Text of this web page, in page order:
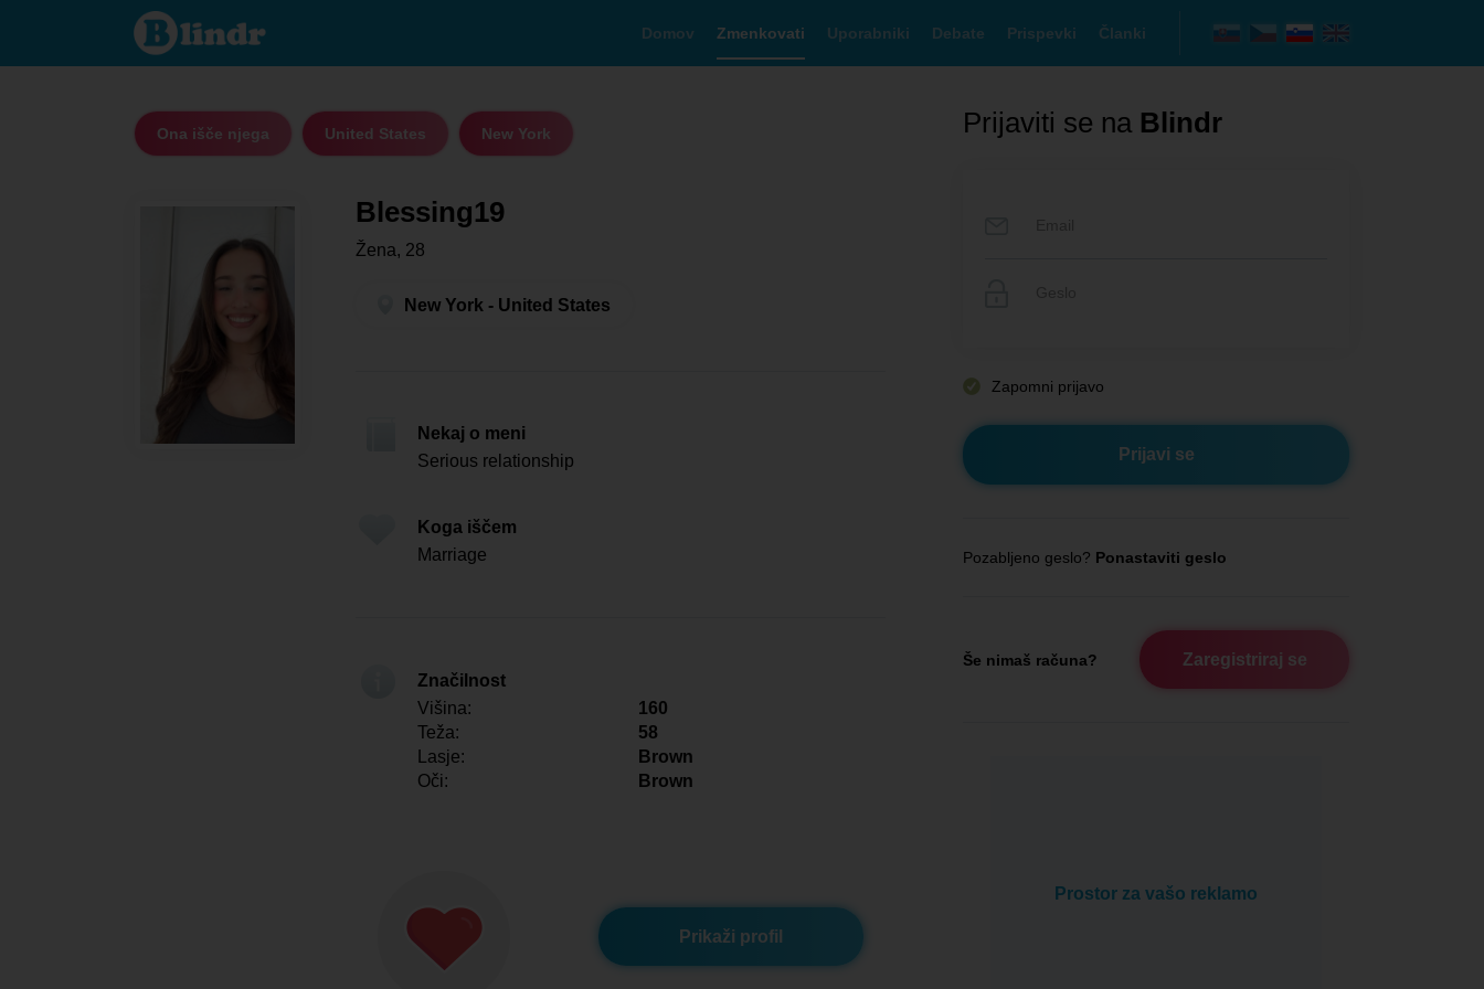
Blessing19
- Ona išče
njega New
Domov Zmenkovati Uporabniki Debate Prispevki Članki
Ona išče njega United States New York
Blessing19
Žena, 28
New York - United States
Nekaj o meni
Serious relationship
Koga iščem
Marriage
Značilnost
Višina:
160
Teža:
58
Lasje:
Brown
Oči:
Brown
Prikaži profil
Prijaviti se na Blindr
Zapomni prijavo
Pozabljeno geslo? Ponastaviti geslo
Še nimaš računa? Zaregistriraj se
Prostor za vašo reklamo